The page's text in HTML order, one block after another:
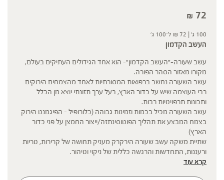
₪ 72
100 ג' | ₪ 72 ל־100 ג'
העשב הקדמון
עשב שעורה-"העשב הקדמון"- הוא אחד הגידולים העתיקים בעולם,
מקורו מאזור הסהר הפורה.
עשב השעורה נחשב ברפואות המסורתיות לאחד מהצמחים הירוקים
רבי העוצמה שיש על כדור הארץ, בעל ערך תזונתי יוצא מן הכלל
ותכונות תרפויטיות רבות.
עשב השעורה מכיל בכמות וזמינות גבוהה (כלורופיל – הפיגמנט הירוק
בצמח המבצע את תהליך הפוטוסינתזה/ייצור החמצן על פני כדור
הארץ)
שתיית משקה עשב שעורה הירקרק מעניק תחושה של קרירות, טריות
ורעננות, התחדשות והרגשה כללית של ניקוי וטיהור.
קרא עוד